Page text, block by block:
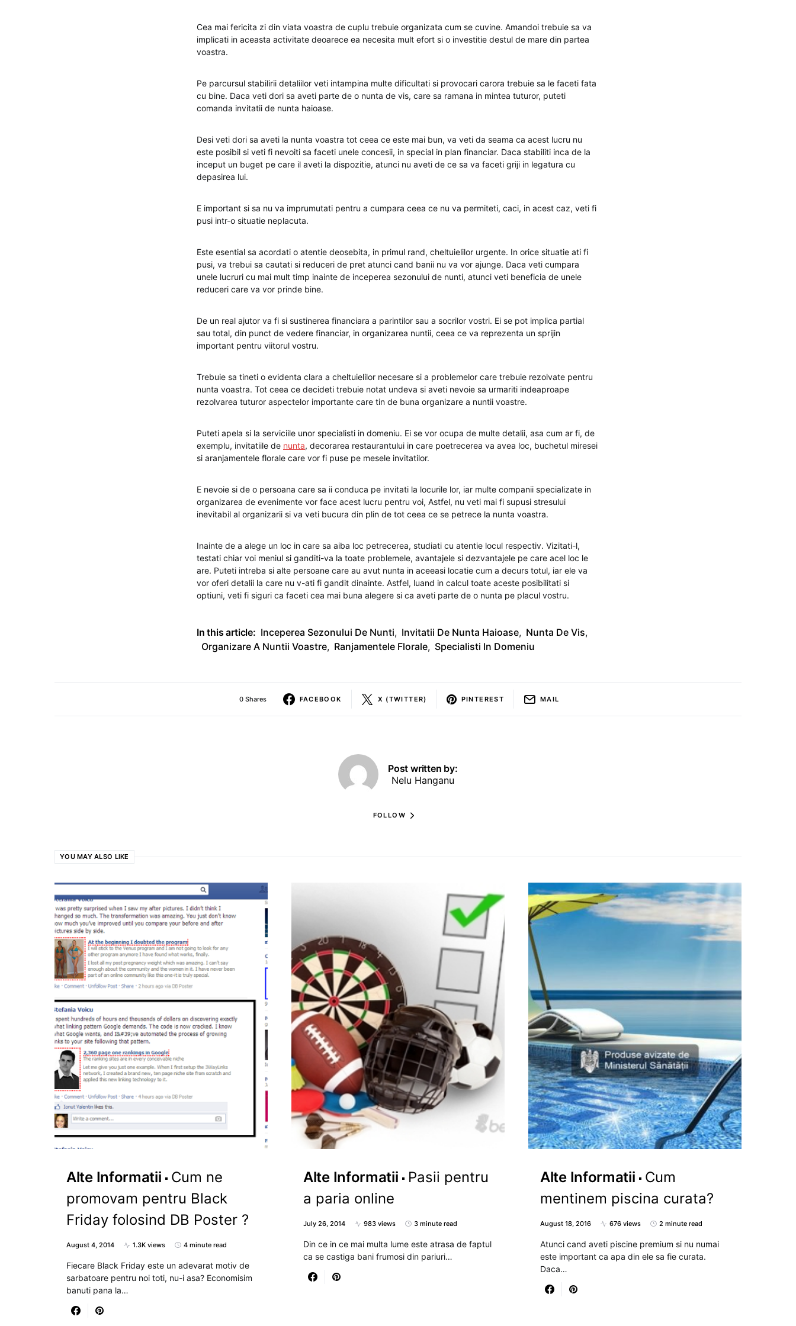
Cea mai fericita zi din viata voastra de cuplu trebuie organizata cum se cuvine. Amandoi trebuie sa va
implicati in aceasta activitate deoarece ea necesita mult efort si o investitie destul de mare din partea
voastra.
Pe parcursul stabilirii detaliilor veti intampina multe dificultati si provocari carora trebuie sa le faceti fata
cu bine. Daca veti dori sa aveti parte de o nunta de vis, care sa ramana in mintea tuturor, puteti
comanda invitatii de nunta haioase.
Desi veti dori sa aveti la nunta voastra tot ceea ce este mai bun, va veti da seama ca acest lucru nu
este posibil si veti fi nevoiti sa faceti unele concesii, in special in plan financiar. Daca stabiliti inca de la
inceput un buget pe care il aveti la dispozitie, atunci nu aveti de ce sa va faceti griji in legatura cu
depasirea lui.
E important si sa nu va imprumutati pentru a cumpara ceea ce nu va permiteti, caci, in acest caz, veti fi
pusi intr-o situatie neplacuta.
Este esential sa acordati o atentie deosebita, in primul rand, cheltuielilor urgente. In orice situatie ati fi
pusi, va trebui sa cautati si reduceri de pret atunci cand banii nu va vor ajunge. Daca veti cumpara
unele lucruri cu mai mult timp inainte de inceperea sezonului de nunti, atunci veti beneficia de unele
reduceri care va vor prinde bine.
De un real ajutor va fi si sustinerea financiara a parintilor sau a socrilor vostri. Ei se pot implica partial
sau total, din punct de vedere financiar, in organizarea nuntii, ceea ce va reprezenta un sprijin
important pentru viitorul vostru.
Trebuie sa tineti o evidenta clara a cheltuielilor necesare si a problemelor care trebuie rezolvate pentru
nunta voastra. Tot ceea ce decideti trebuie notat undeva si aveti nevoie sa urmariti indeaproape
rezolvarea tuturor aspectelor importante care tin de buna organizare a nuntii voastre.
Puteti apela si la serviciile unor specialisti in domeniu. Ei se vor ocupa de multe detalii, asa cum ar fi, de
exemplu, invitatiile de nunta, decorarea restaurantului in care poetrecerea va avea loc, buchetul miresei
si aranjamentele florale care vor fi puse pe mesele invitatilor.
E nevoie si de o persoana care sa ii conduca pe invitati la locurile lor, iar multe companii specializate in
organizarea de evenimente vor face acest lucru pentru voi, Astfel, nu veti mai fi supusi stresului
inevitabil al organizarii si va veti bucura din plin de tot ceea ce se petrece la nunta voastra.
Inainte de a alege un loc in care sa aiba loc petrecerea, studiati cu atentie locul respectiv. Vizitati-l,
testati chiar voi meniul si ganditi-va la toate problemele, avantajele si dezvantajele pe care acel loc le
are. Puteti intreba si alte persoane care au avut nunta in aceeasi locatie cum a decurs totul, iar ele va
vor oferi detalii la care nu v-ati fi gandit dinainte. Astfel, luand in calcul toate aceste posibilitati si
optiuni, veti fi siguri ca faceti cea mai buna alegere si ca aveti parte de o nunta pe placul vostru.
In this article: Inceperea Sezonului De Nunti, Invitatii De Nunta Haioase, Nunta De Vis,
Organizare A Nuntii Voastre, Ranjamentele Florale, Specialisti In Domeniu
0 Shares FACEBOOK X (TWITTER) PINTEREST MAIL
Post written by:
Nelu Hanganu
FOLLOW
YOU MAY ALSO LIKE
Alte Informatii
Cum ne
promovam pentru Black
Friday folosind DB Poster ?
August 4, 2014 1.3K views 4 minute read
Fiecare Black Friday este un adevarat motiv de
sarbatoare pentru noi toti, nu-i asa? Economisim
banuti pana la…
Alte Informatii
Pasii pentru
a paria online
July 26, 2014 983 views 3 minute read
Din ce in ce mai multa lume este atrasa de faptul
ca se castiga bani frumosi din pariuri…
Alte Informatii
Cum
mentinem piscina curata?
August 18, 2016 676 views 2 minute read
Atunci cand aveti piscine premium si nu numai
este important ca apa din ele sa fie curata.
Daca…